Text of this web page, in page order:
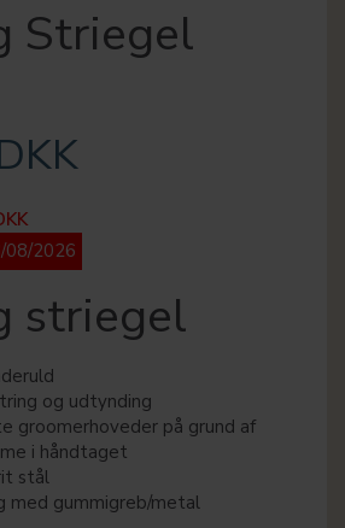
Striegel
08/2026
striegel
og udtynding
groomerhoveder på grund af
i håndtaget
stål
med gummigreb/metal